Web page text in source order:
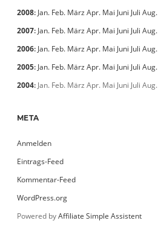
2008: Jan. Feb. März Apr. Mai Juni Juli Aug.
2007: Jan. Feb. März Apr. Mai Juni Juli Aug.
2006: Jan. Feb. März Apr. Mai Juni Juli Aug.
2005: Jan. Feb. März Apr. Mai Juni Juli Aug.
2004: Jan. Feb. März Apr. Mai Juni Juli Aug.
META
Anmelden
Eintrags-Feed
Kommentar-Feed
WordPress.org
Powered byAffiliate Simple Assistent